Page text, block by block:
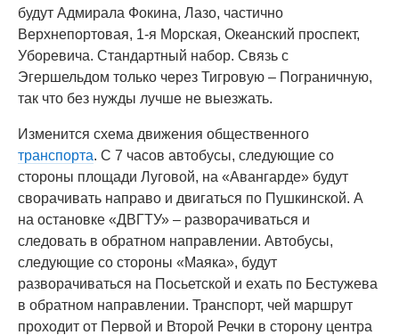
будут Адмирала Фокина, Лазо, частично
Верхнепортовая, 1-я Морская, Океанский проспект,
Уборевича. Стандартный набор. Связь с
Эгершельдом только через Тигровую – Пограничную,
так что без нужды лучше не выезжать.
Изменится схема движения общественного
транспорта. С 7 часов автобусы, следующие со
стороны площади Луговой, на «Авангарде» будут
сворачивать направо и двигаться по Пушкинской. А
на остановке «ДВГТУ» – разворачиваться и
следовать в обратном направлении. Автобусы,
следующие со стороны «Маяка», будут
разворачиваться на Посьетской и ехать по Бестужева
в обратном направлении. Транспорт, чей маршрут
проходит от Первой и Второй Речки в сторону центра